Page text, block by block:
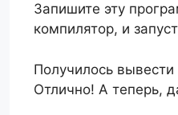
Запишите эту
компилятор, и
Получилось
Отлично! А теперь,